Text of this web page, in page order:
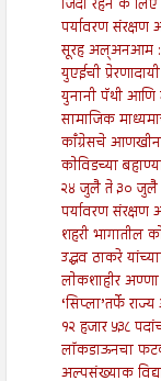
जिंदा रहने के
पर्यावरण
सूरह अल्अनआम :
युएईची
युनानी पॅथी आणि
सामाजिक
काँग्रेसचे
कोविडच्या
२४ जुलै ते ३० जुलै
पर्यावरण
शहरी भागातील
उद्धव ठाकरे
लोकशाहीर
‘सिप्ला’तर्फे
१२ हजार ५३८
लॉकडाऊनचा
अल्पसंख्याक